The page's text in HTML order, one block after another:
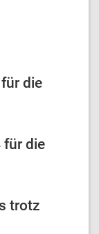
die
für die
trotz